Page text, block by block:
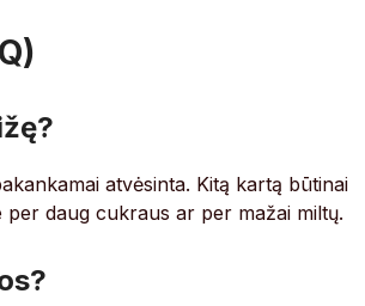
atvėsinta. Kitą kartą būtinai
per daug cukraus ar per mažai miltų.